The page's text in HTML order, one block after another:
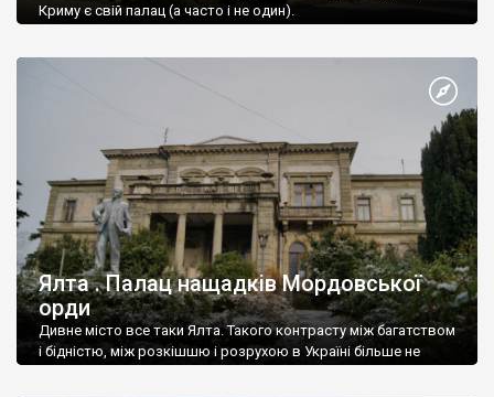
Криму є свій палац (а часто і не один).
Ялта . Палац нащадків Мордовської
орди
Дивне місто все таки Ялта. Такого контрасту між багатством
і бідністю, між розкішшю і розрухою в Україні більше не